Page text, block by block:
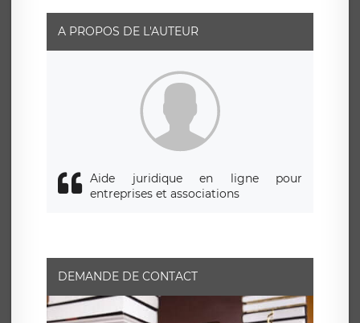
A PROPOS DE L'AUTEUR
Aide juridique en ligne pour
entreprises et associations
DEMANDE DE CONTACT